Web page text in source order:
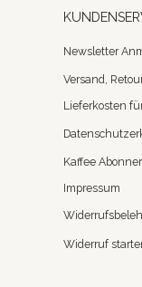
Newsletter
Versand,
Lieferkosten
Kaffee
Impressum
Widerruf